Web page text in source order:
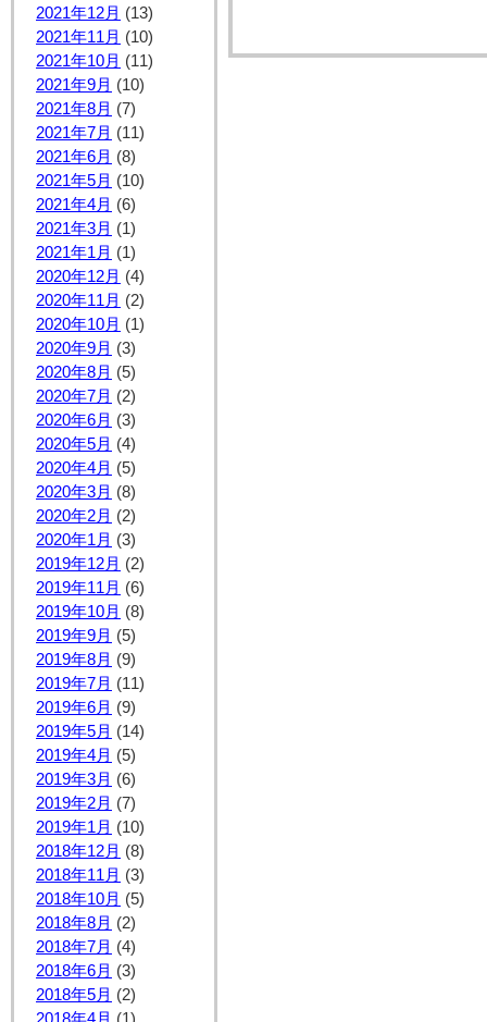
2021年12月 (13)
2021年11月 (10)
2021年10月 (11)
2021年9月 (10)
2021年8月 (7)
2021年7月 (11)
2021年6月 (8)
2021年5月 (10)
2021年4月 (6)
2021年3月 (1)
2021年1月 (1)
2020年12月 (4)
2020年11月 (2)
2020年10月 (1)
2020年9月 (3)
2020年8月 (5)
2020年7月 (2)
2020年6月 (3)
2020年5月 (4)
2020年4月 (5)
2020年3月 (8)
2020年2月 (2)
2020年1月 (3)
2019年12月 (2)
2019年11月 (6)
2019年10月 (8)
2019年9月 (5)
2019年8月 (9)
2019年7月 (11)
2019年6月 (9)
2019年5月 (14)
2019年4月 (5)
2019年3月 (6)
2019年2月 (7)
2019年1月 (10)
2018年12月 (8)
2018年11月 (3)
2018年10月 (5)
2018年8月 (2)
2018年7月 (4)
2018年6月 (3)
2018年5月 (2)